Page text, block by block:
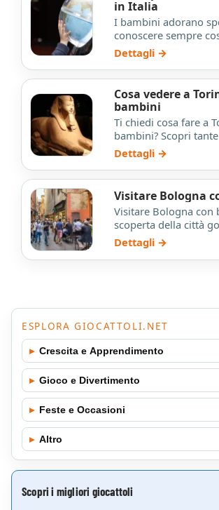
in Italia
I bambini adorano
conoscere sempre
diverse ma
bellezza nel senso
Dettagli →
Cosa vedere a
bambini
Ti chiedi cosa fare a
bambini? Scopri
andare in una città
piena di risorse…
Dettagli →
Visitare Bologna
Visitare Bologna con
scoperta della città
antonomasia: i suoi
sono dei capos…
Dettagli →
ESPLORA GIOCATTOLI.NET
▸ Crescita e Apprendimento
▸ Gioco e Divertimento
▸ Feste e Occasioni
▸ Altro
Scopri i migliori giocattoli